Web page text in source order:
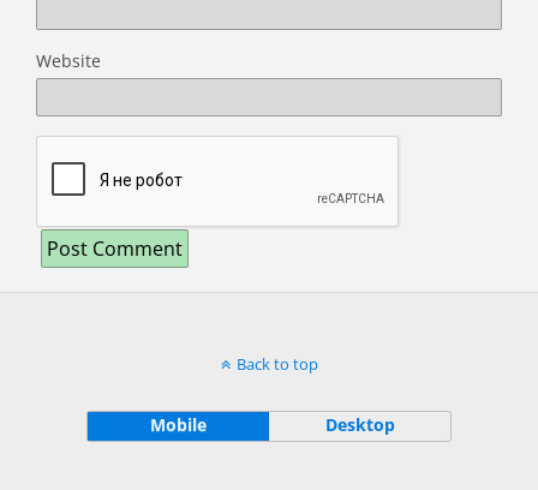
Website
Back to top
Mobile Desktop